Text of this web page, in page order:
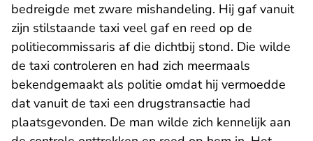
bedreigde met zware mishandeling. Hij gaf vanuit
zijn stilstaande taxi veel gaf en reed op de
politiecommissaris af die dichtbij stond. Die wilde
de taxi controleren en had zich meermaals
bekendgemaakt als politie omdat hij vermoedde
dat vanuit de taxi een drugstransactie had
plaatsgevonden. De man wilde zich kennelijk aan